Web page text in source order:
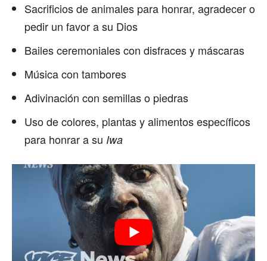
Sacrificios de animales para honrar, agradecer o
pedir un favor a su Dios
Bailes ceremoniales con disfraces y máscaras
Música con tambores
Adivinación con semillas o piedras
Uso de colores, plantas y alimentos específicos
para honrar a su Iwa